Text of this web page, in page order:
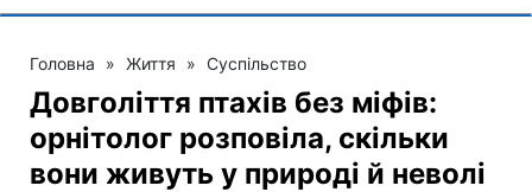
Головна » Життя » Суспільство
Довголіття птахів без міфів:
орнітолог розповіла, скільки
вони живуть у природі й неволі